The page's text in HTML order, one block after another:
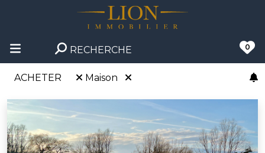
RECHERCHE 0
ACHETER Maison